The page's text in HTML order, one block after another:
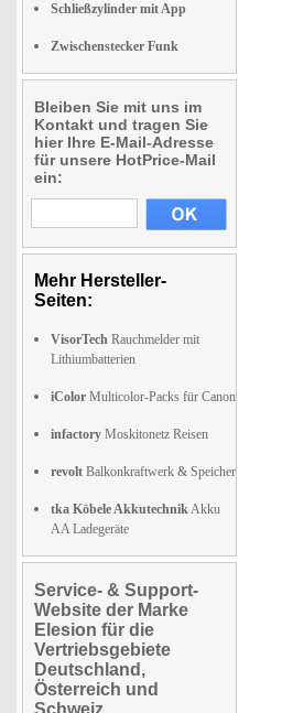
Schließzylinder mit App
Zwischenstecker Funk
Bleiben Sie mit uns im
Kontakt und tragen Sie
hier Ihre E-Mail-Adresse
für unsere HotPrice-Mail
ein:
Mehr Hersteller-
Seiten:
VisorTech Rauchmelder mit
Lithiumbatterien
iColor Multicolor-Packs für Canon
infactory Moskitonetz Reisen
revolt Balkonkraftwerk & Speicher
tka Köbele AkkutechnikAkku
AA Ladegeräte
Service- & Support-
Website der Marke
Elesion für die
Vertriebsgebiete
Deutschland,
Österreich und
Schweiz